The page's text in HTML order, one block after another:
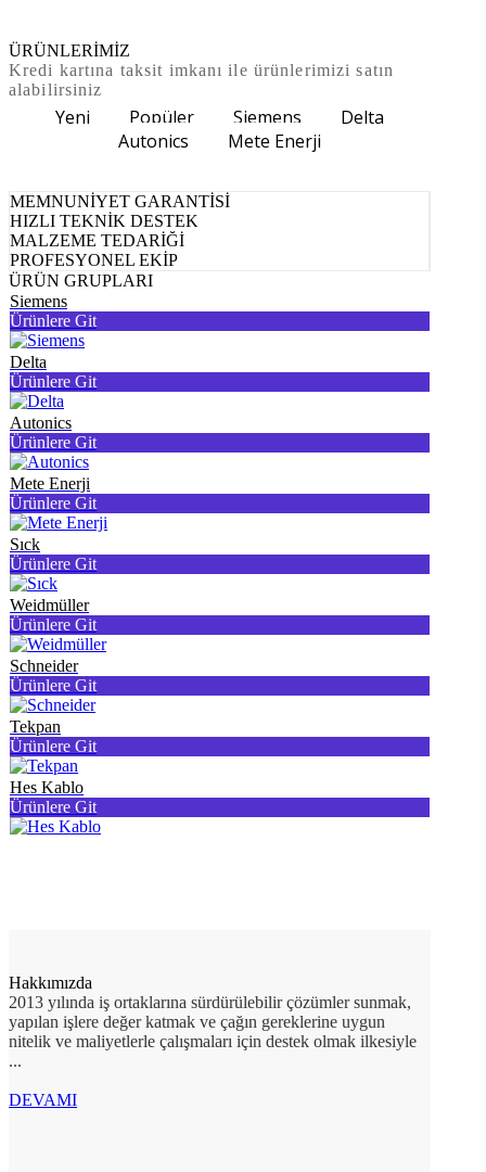
ÜRÜNLERİMİZ
Kredi kartına taksit imkanı ile ürünlerimizi satın
alabilirsiniz
Yeni Popüler Siemens
Delta
Autonics
Mete Enerji
MEMNUNİYET GARANTİSİ
HIZLI TEKNİK DESTEK
MALZEME TEDARİĞİ
PROFESYONEL EKİP
ÜRÜN GRUPLARI
Siemens
Ürünlere Git
Delta
Ürünlere Git
Autonics
Ürünlere Git
Mete Enerji
Ürünlere Git
Sıck
Ürünlere Git
Weidmüller
Ürünlere Git
Schneider
Ürünlere Git
Tekpan
Ürünlere Git
Hes Kablo
Ürünlere Git
Hakkımızda
2013 yılında iş ortaklarına sürdürülebilir çözümler sunmak,
yapılan işlere değer katmak ve çağın gereklerine uygun
nitelik ve maliyetlerle çalışmaları için destek olmak ilkesiyle
...
DEVAMI